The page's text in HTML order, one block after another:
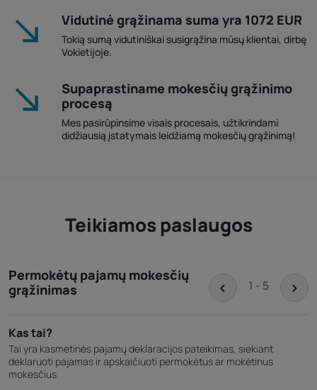
Vidutinė grąžinama suma yra 1072 EUR
Tokią sumą vidutiniškai susigrąžina mūsų klientai, dirbę
Vokietijoje.
Supaprastiname mokesčių grąžinimo
procesą
Mes pasirūpinsime visais procesais, užtikrindami
didžiausią įstatymais leidžiamą mokesčių grąžinimą!
Teikiamos paslaugos
Permokėtų pajamų mokesčių
grąžinimas
< 1 - 5 >
Kas tai?
Tai yra kasmetinės pajamų deklaracijos pateikimas, siekiant
deklaruoti pajamas ir apskaičiuoti permokėtus ar mokėtinus
mokesčius.